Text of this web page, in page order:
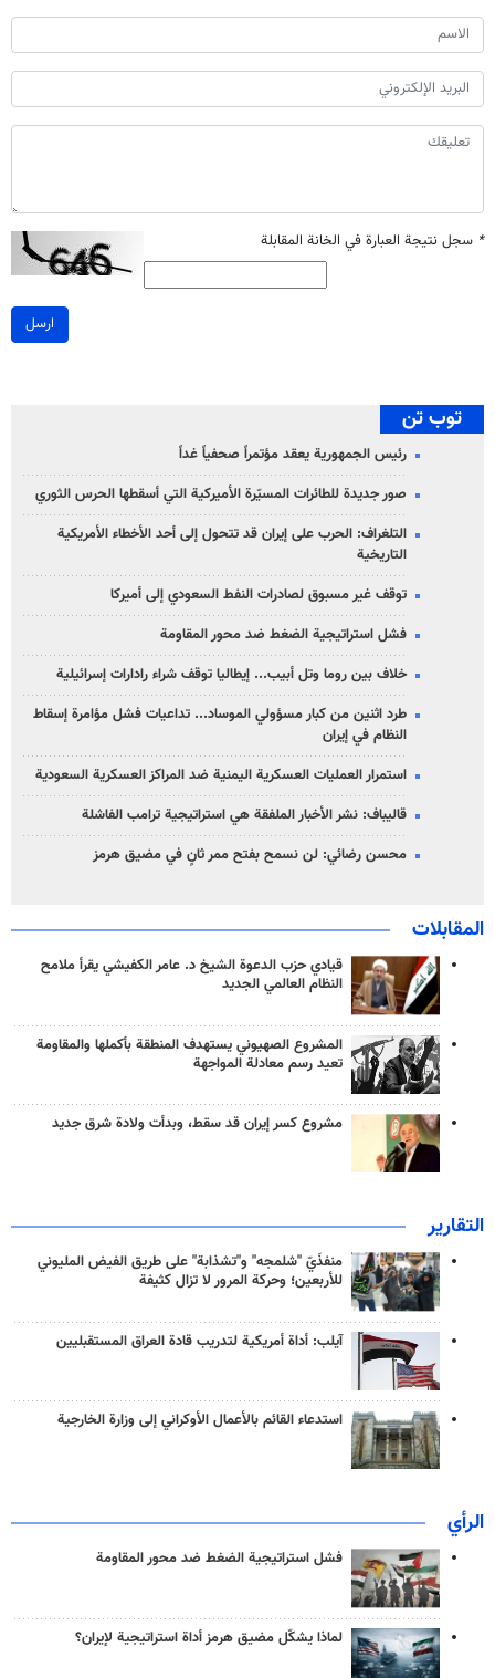
* سجل نتيجة العبارة في الخانة المقابلة
ارسل
توب تن
رئيس الجمهورية يعقد مؤتمراً صحفياً غداً
صور جديدة للطائرات المسيّرة الأميركية التي أسقطها الحرس الثوري
التلغراف: الحرب على إيران قد تتحول إلى أحد الأخطاء الأمريكية
التاريخية
توقف غير مسبوق لصادرات النفط السعودي إلى أميركا
فشل استراتيجية الضغط ضد محور المقاومة
خلاف بين روما وتل أبيب... إيطاليا توقف شراء رادارات إسرائيلية
طرد اثنين من كبار مسؤولي الموساد... تداعيات فشل مؤامرة إسقاط
النظام في إيران
استمرار العمليات العسكرية اليمنية ضد المراكز العسكرية السعودية
قاليباف: نشر الأخبار الملفقة هي استراتيجية ترامب الفاشلة
محسن رضائي: لن نسمح بفتح ممر ثانٍ في مضيق هرمز
المقابلات
قيادي حزب الدعوة الشيخ د. عامر الكفيشي يقرأ ملامح
النظام العالمي الجديد
المشروع الصهيوني يستهدف المنطقة بأكملها والمقاومة
تعيد رسم معادلة المواجهة
مشروع كسر إيران قد سقط، وبدأت ولادة شرق جديد
التقارير
منفذَيّ "شلمجه" و"تشذابة" على طريق الفيض المليوني
للأربعين؛ وحركة المرور لا تزال كثيفة
آيلب: أداة أمريكية لتدريب قادة العراق المستقبليين
استدعاء القائم بالأعمال الأوكراني إلى وزارة الخارجية
الرأي
فشل استراتيجية الضغط ضد محور المقاومة
لماذا يشكّل مضيق هرمز أداة استراتيجية لإيران؟